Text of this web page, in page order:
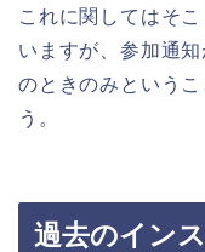
これに関してはそ
いますが、参加通
のときのみという
う。
過去のイン